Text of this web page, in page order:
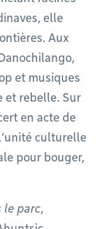
elle
Aux
et musiques
et rebelle. Sur
en acte de
culturelle
pour bouger,
le parc,